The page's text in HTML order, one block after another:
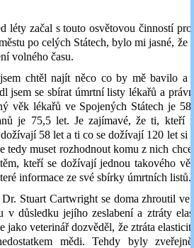
s touto osvětovou činností pro
po celých Státech, bylo mi jasné, že
volného času.
najít něco co by mě bavilo a
jsem se sbírat úmrtní listy lékařů a
věk lékařů ve Spojených Státech je
je 75,5 let. Je zajímavé, že ti, kteří
58 let a ti co se dožívají 120 let si
tedy muset rozhodnout komu z nich
kteří se dožívají jednou takového
informace ze své sbírky úmrtních listů.
Cartwright se doma zhroutil ve
v důsledku jejího zeslabení a ztráty
jako veterinář dozvěděl, že ztráta
mědi. Tehdy byly